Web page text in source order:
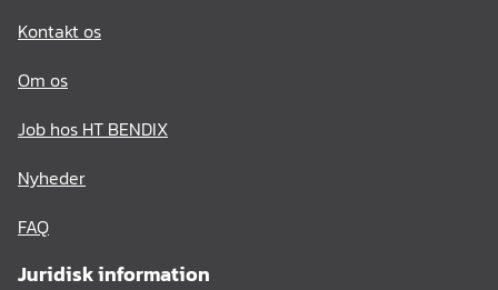
Kontakt os
Om os
Job hos HT BENDIX
Nyheder
FAQ
Juridisk information